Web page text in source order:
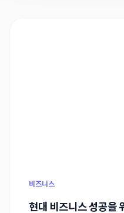
비즈니스
현대 비즈니스 성공을